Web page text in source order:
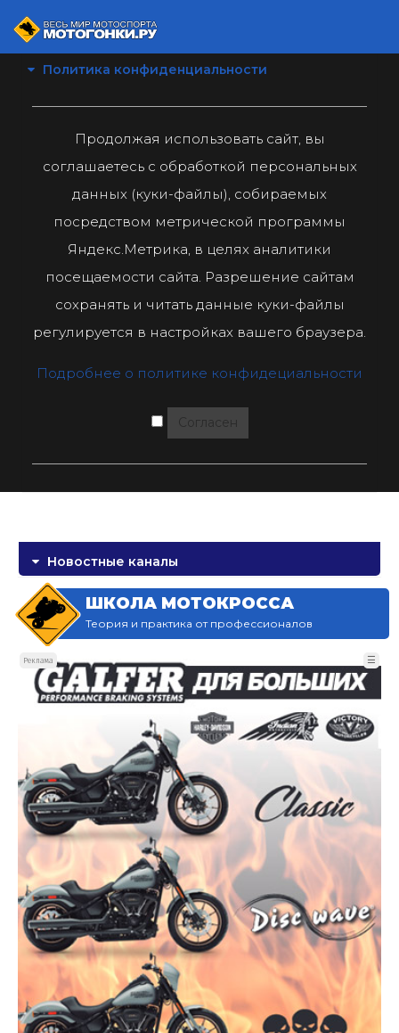
Политика конфиденциальности
Продолжая использовать сайт, вы
соглашаетесь с обработкой персональных
данных (куки-файлы), собираемых
посредством метрической программы
Яндекс.Метрика, в целях аналитики
посещаемости сайта. Разрешение сайтам
сохранять и читать данные куки-файлы
регулируется в настройках вашего браузера.
Подробнее о политике конфидециальности
Согласен
Новостные каналы
ШКОЛА МОТОКРОССА
Теория и практика от профессионалов
Реклама ☰